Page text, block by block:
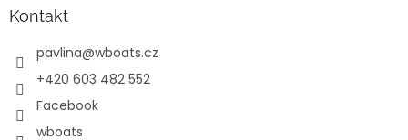
Kontakt
pavlina@wboats.cz
+420 603 482 552
Facebook
wboats